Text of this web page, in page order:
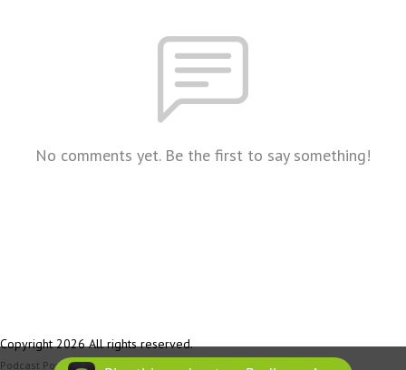
No comments yet. Be the first to say something!
Copyright 2026 All rights reserved.
Podcast Powered By Podbean